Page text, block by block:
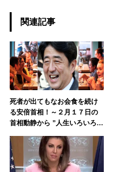
関連記事
死者が出てもなお会食を続け
る安倍首相！～２月１７日の
首相動静から ”人生いろいろ、